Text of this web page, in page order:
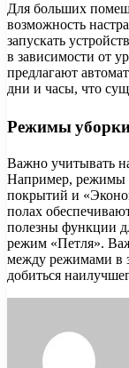
Для больших
возможность
запускать
в зависимости от
предлагают
дни и часы, что
Режимы
Важно учитывать
Например, режимы
покрытий и
полах
полезны функции
режим «Петля».
между режимами в
добиться